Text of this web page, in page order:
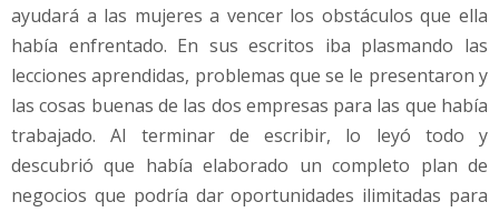
ayudará a las mujeres a vencer los obstáculos que ella
había enfrentado. En sus escritos iba plasmando las
lecciones aprendidas, problemas que se le presentaron y
las cosas buenas de las dos empresas para las que había
trabajado. Al terminar de escribir, lo leyó todo y
descubrió que había elaborado un completo plan de
negocios que podría dar oportunidades ilimitadas para